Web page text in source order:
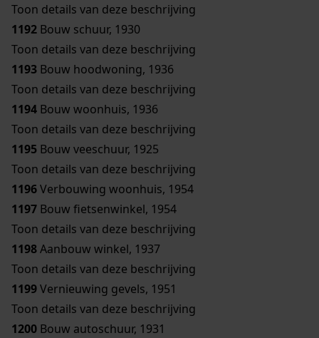
Toon details van deze beschrijving
1192 Bouw schuur, 1930
Toon details van deze beschrijving
1193 Bouw hoodwoning, 1936
Toon details van deze beschrijving
1194 Bouw woonhuis, 1936
Toon details van deze beschrijving
1195 Bouw veeschuur, 1925
Toon details van deze beschrijving
1196Verbouwing woonhuis, 1954
1197 Bouw fietsenwinkel, 1954
Toon details van deze beschrijving
1198Aanbouw winkel, 1937
Toon details van deze beschrijving
1199Vernieuwing gevels, 1951
Toon details van deze beschrijving
1200 Bouw autoschuur, 1931